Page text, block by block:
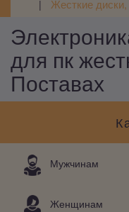
Жесткие
для пк
Поставах
Мужчинам
Женщинам